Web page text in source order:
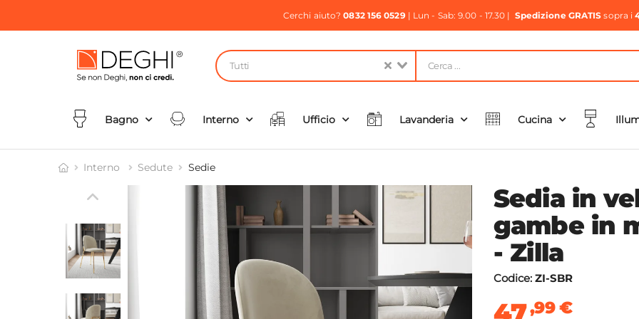
Cerchi aiuto?0832 156 0529| Lun - Sab: 9.00 - 17.30 | Spedizione GRATIS sopra i
Tutti
Bagno Interno Ufficio Lavanderia Cucina
Interno Sedute Sedie
Sedia in
gambe in
- Zilla
Codice: ZI-SBR
,99€